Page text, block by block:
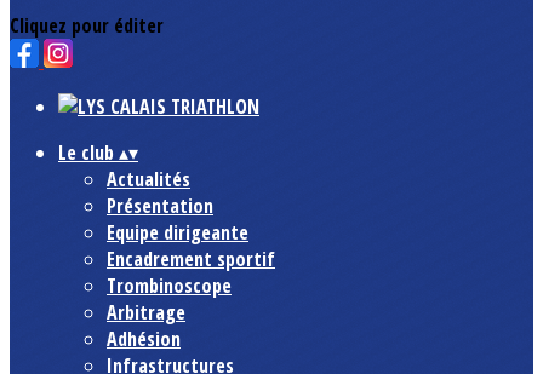
Cliquez pour éditer
Le club ▴▾
Actualités
Présentation
Equipe dirigeante
Encadrement sportif
Trombinoscope
Arbitrage
Adhésion
Infrastructures